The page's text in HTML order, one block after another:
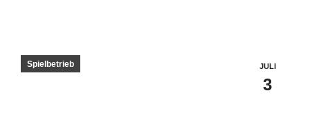
JULI
3
Spielbetrieb